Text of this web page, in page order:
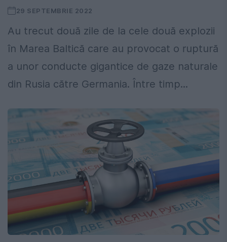
29 SEPTEMBRIE 2022
Au trecut două zile de la cele două explozii
în Marea Baltică care au provocat o ruptură
a unor conducte gigantice de gaze naturale
din Rusia către Germania. Între timp...